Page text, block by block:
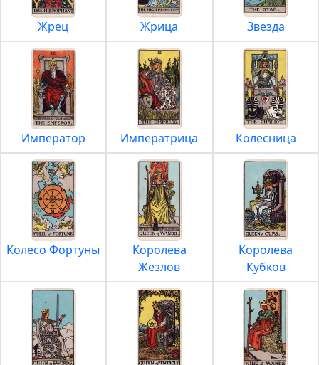
Жрец Жрица Звезда
Император Императрица Колесница
Колесо Фортуны
Королева
Жезлов
Королева
Кубков